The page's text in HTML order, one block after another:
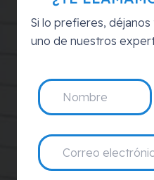
Si lo prefieres,
uno de nuestros